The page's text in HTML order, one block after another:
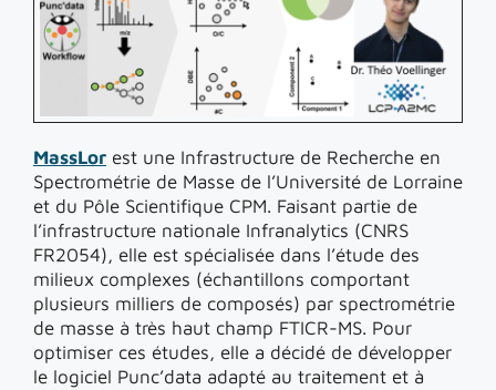
MassLor est une Infrastructure de Recherche en
Spectrométrie de Masse de l’Université de Lorraine
et du Pôle Scientifique CPM. Faisant partie de
l’infrastructure nationale Infranalytics (CNRS
FR2054), elle est spécialisée dans l’étude des
milieux complexes (échantillons comportant
plusieurs milliers de composés) par spectrométrie
de masse à très haut champ FTICR-MS. Pour
optimiser ces études, elle a décidé de développer
le logiciel Punc’data adapté au traitement et à